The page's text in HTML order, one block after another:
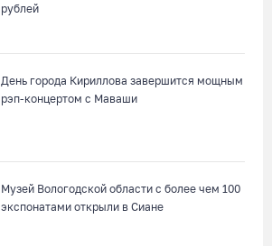
рублей
День города Кириллова завершится мощным
рэп-концертом с Маваши
Музей Вологодской области с более чем 100
экспонатами открыли в Сиане